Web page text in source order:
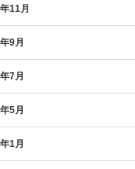
11月
9月
7月
5月
1月